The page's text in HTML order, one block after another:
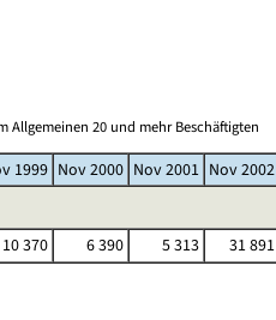
20 und mehr Beschäftigten
1999 Nov 2000 Nov 2001 Nov 2002
10 370 6 390 5 313 31 891